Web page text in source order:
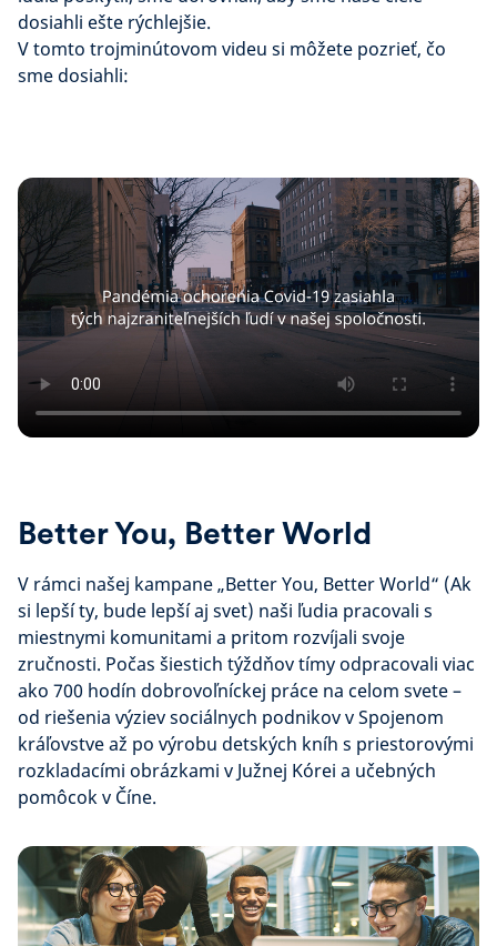
dosiahli ešte rýchlejšie.
V tomto trojminútovom videu si môžete pozrieť, čo
sme dosiahli:
Better You, Better World
V rámci našej kampane „Better You, Better World“ (Ak
si lepší ty, bude lepší aj svet) naši ľudia pracovali s
miestnymi komunitami a pritom rozvíjali svoje
zručnosti. Počas šiestich týždňov tímy odpracovali viac
ako 700 hodín dobrovoľníckej práce na celom svete –
od riešenia výziev sociálnych podnikov v Spojenom
kráľovstve až po výrobu detských kníh s priestorovými
rozkladacími obrázkami v Južnej Kórei a učebných
pomôcok v Číne.